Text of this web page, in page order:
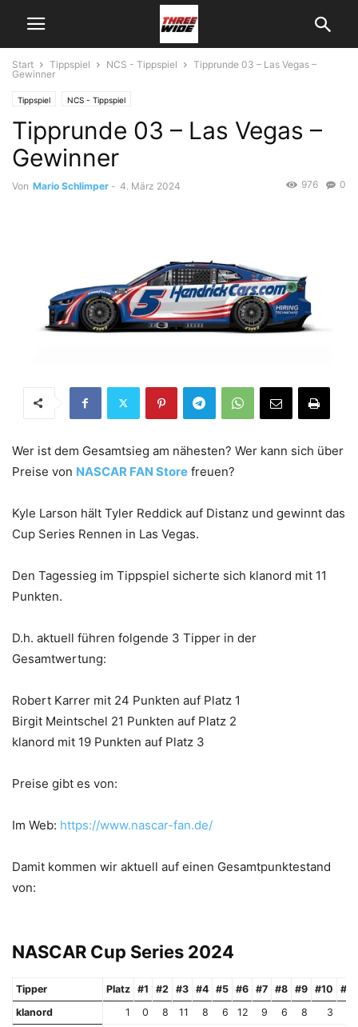
Start Tippspiel NCS - Tippspiel
Tipprunde 03 – Las Vegas –
Gewinner
Tippspiel NCS - Tippspiel
Tipprunde 03 – Las Vegas –
Gewinner
Von Mario Schlimper - 4. März 2024 0
976
Wer ist dem Gesamtsieg am nähesten? Wer kann sich über
Preise von NASCAR FAN Store freuen?
Kyle Larson hält Tyler Reddick auf Distanz und gewinnt das
Cup Series Rennen in Las Vegas.
Den Tagessieg im Tippspiel sicherte sich klanord mit 11
Punkten.
D.h. aktuell führen folgende 3 Tipper in der
Gesamtwertung:
Robert Karrer mit 24 Punkten auf Platz 1
Birgit Meintschel 21 Punkten auf Platz 2
klanord mit 19 Punkten auf Platz 3
Preise gibt es von:
Im Web: https://www.nascar-fan.de/
Damit kommen wir aktuell auf einen Gesamtpunktestand
von:
NASCAR Cup Series 2024
Tipper Platz #1 #2 #3 #4 #5 #6 #7 #8 #9 #10
#11
klanord
1 0 8 11 8 6 12 9 6 8 3